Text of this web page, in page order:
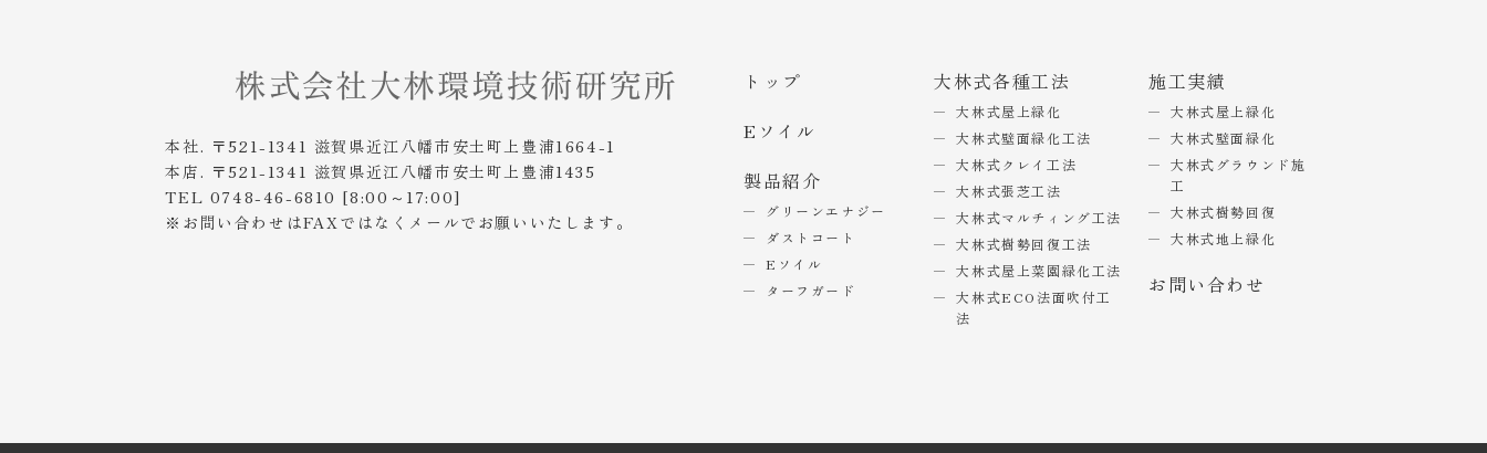
本社. 〒521-1341 滋賀県近江八幡市安土町上豊浦1664-1
本店. 〒521-1341 滋賀県近江八幡市安土町上豊浦1435
TEL 0748-46-6810 [8:00～17:00]
※お問い合わせはFAXではなくメールでお願いいたします。
トップ
Eソイル
製品紹介
グリーンエナジー
ダストコート
Eソイル
ターフガード
大林式各種工法
大林式屋上緑化
大林式壁面緑化工法
大林式クレイ工法
大林式張芝工法
大林式マルチィング工法
大林式樹勢回復工法
大林式屋上菜園緑化工法
大林式ECO法面吹付工
法
施工実績
大林式屋上緑化
大林式壁面緑化
大林式グラウンド施
工
大林式樹勢回復
大林式地上緑化
お問い合わせ